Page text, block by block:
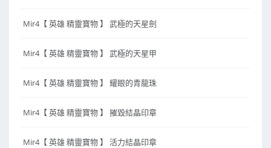
Mir4【 英雄 精靈寶物 】 武極的天星劍
Mir4【 英雄 精靈寶物 】 武極的天星甲
Mir4【 英雄 精靈寶物 】 耀眼的青龍珠
Mir4【 英雄 精靈寶物 】 摧毀結晶印章
Mir4【 英雄 精靈寶物 】 活力結晶印章